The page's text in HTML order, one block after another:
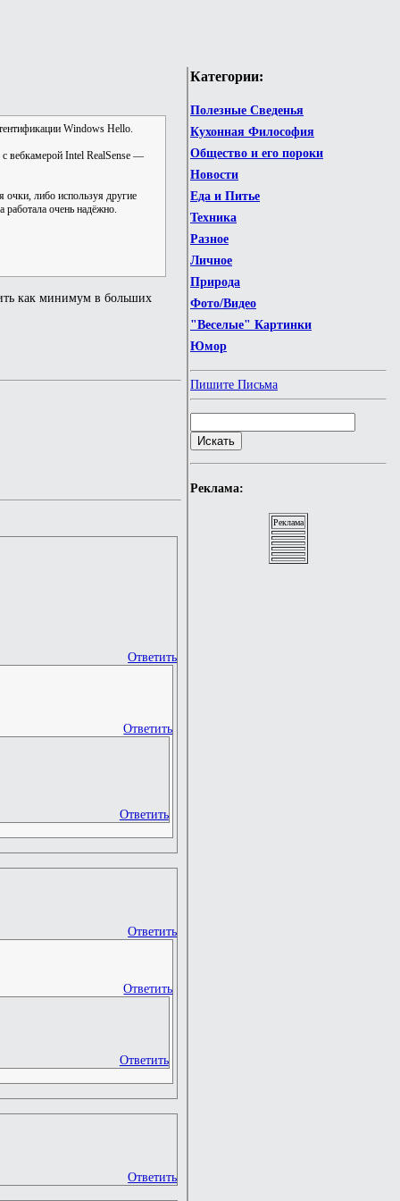
Категории:
Полезные Сведенья
Кухонная Философия
Общество и его пороки
Новости
Еда и Питье
Техника
Разное
Личное
Природа
Фото/Видео
"Веселые" Картинки
Юмор
Пишите Письма
Реклама:
Реклама
Windows Hello.
с вебкамерой Intel RealSense —
очки, либо используя другие
очень надёжно.
как минимум в больших
Ответить
Ответить
Ответить
Ответить
Ответить
Ответить
Ответить